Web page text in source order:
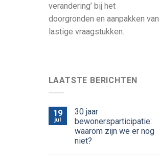
verandering’ bij het
doorgronden en aanpakken van
lastige vraagstukken.
LAATSTE BERICHTEN
19
jul
30 jaar
bewonersparticipatie:
waarom zijn we er nog
niet?